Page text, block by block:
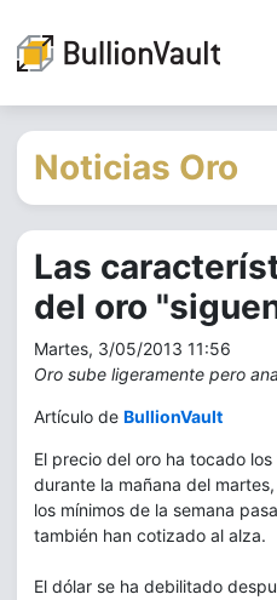
Noticias Oro
Las
del oro
Martes, 3/05/2013 11:56
Oro sube ligeramente pero
Artículo de BullionVault
El precio del oro ha tocado
durante la mañana del
los mínimos de la semana
también han cotizado al alza.
El dólar se ha debilitado